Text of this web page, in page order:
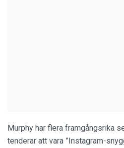
Murphy har flera framgångsrika
tenderar att vara ”Instagram-